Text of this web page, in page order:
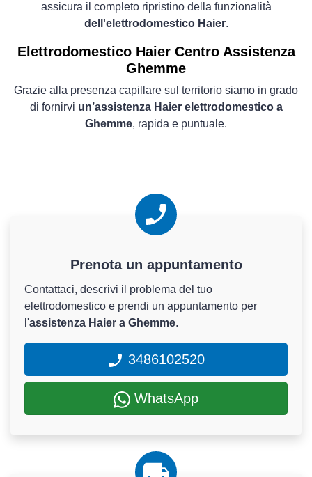
assicura il completo ripristino della funzionalità
dell'elettrodomestico Haier.
ElettrodomesticoHaier Centro Assistenza
Ghemme
Grazie alla presenza capillare sul territorio siamo in grado
di fornirvi un’assistenza Haier elettrodomestico a
Ghemme, rapida e puntuale.
Prenota un appuntamento
Contattaci, descrivi il problema del tuo
elettrodomestico e prendi un appuntamento per
l'assistenza Haier a Ghemme.
3486102520
WhatsApp